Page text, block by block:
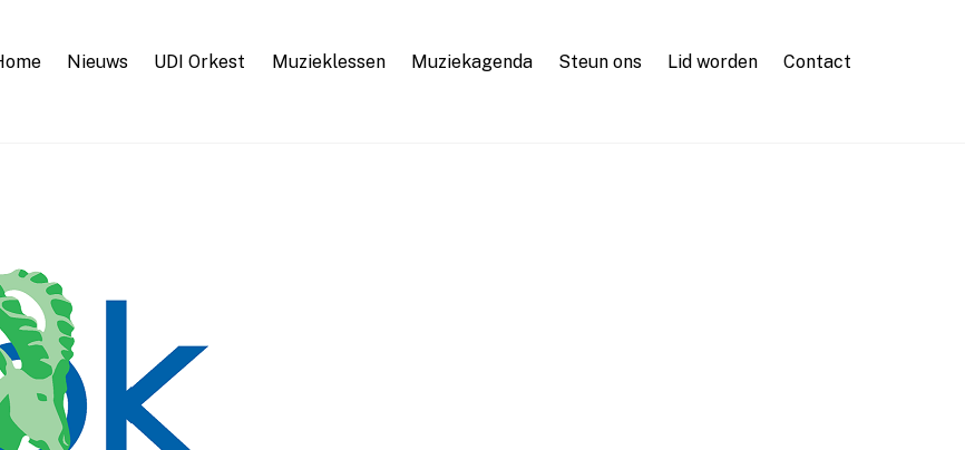
Nieuws UDI Orkest Muzieklessen Muziekagenda Steun ons Lid worden Contact